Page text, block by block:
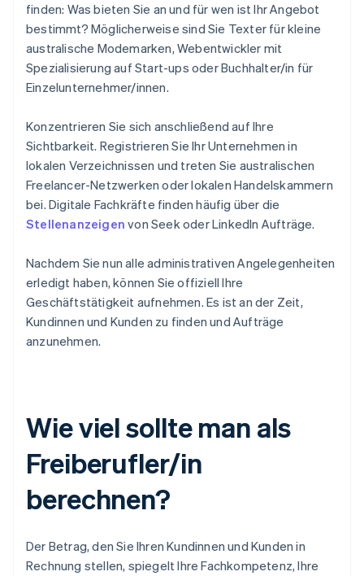
finden: Was bieten Sie an und für wen ist Ihr Angebot
bestimmt? Möglicherweise sind Sie Texter für kleine
australische Modemarken, Webentwickler mit
Spezialisierung auf Start-ups oder Buchhalter/in für
Einzelunternehmer/innen.
Konzentrieren Sie sich anschließend auf Ihre
Sichtbarkeit. Registrieren Sie Ihr Unternehmen in
lokalen Verzeichnissen und treten Sie australischen
Freelancer-Netzwerken oder lokalen Handelskammern
bei. Digitale Fachkräfte finden häufig über die
Stellenanzeigen von Seek oder LinkedIn Aufträge.
Nachdem Sie nun alle administrativen Angelegenheiten
erledigt haben, können Sie offiziell Ihre
Geschäftstätigkeit aufnehmen. Es ist an der Zeit,
Kundinnen und Kunden zu finden und Aufträge
anzunehmen.
Wie viel sollte man als
Freiberufler/in
berechnen?
Der Betrag, den Sie Ihren Kundinnen und Kunden in
Rechnung stellen, spiegelt Ihre Fachkompetenz, Ihre